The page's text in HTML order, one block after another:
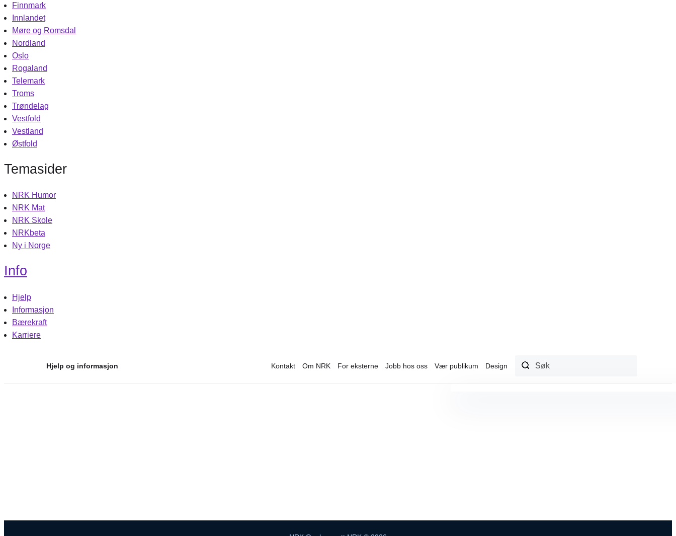
Finnmark
Innlandet
Møre og Romsdal
Nordland
Oslo
Rogaland
Telemark
Troms
Trøndelag
Vestfold
Vestland
Østfold
Temasider
NRK Humor
NRK Mat
NRK Skole
NRKbeta
Ny i Norge
Info
Hjelp
Informasjon
Bærekraft
Karriere
Hjelp og informasjon Kontakt Om NRK For eksterne Jobb hos oss Vær publikum Design